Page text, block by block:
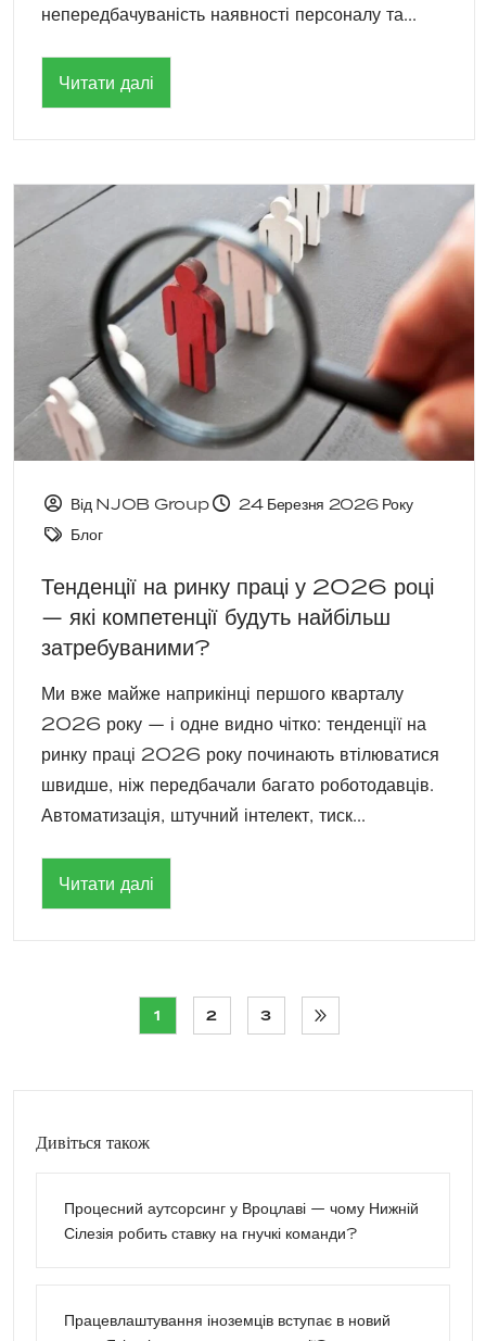
непередбачуваність наявності персоналу та...
Читати далі
Від NJOB Group
24 Березня 2026 Року
Блог
Тенденції на ринку праці у 2026 році
— які компетенції будуть найбільш
затребуваними?
Ми вже майже наприкінці першого кварталу
2026 року — і одне видно чітко: тенденції на
ринку праці 2026 року починають втілюватися
швидше, ніж передбачали багато роботодавців.
Автоматизація, штучний інтелект, тиск...
Читати далі
1 2 3
Дивіться також
Процесний аутсорсинг у Вроцлаві — чому Нижній
Сілезія робить ставку на гнучкі команди?
Працевлаштування іноземців вступає в новий